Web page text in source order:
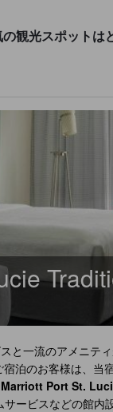
観光スポットは
と一流のアメニテ
泊のお客様は、
Port St.
ービスなどの館内